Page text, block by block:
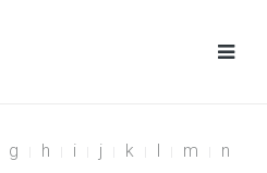
g h i j k l m
n